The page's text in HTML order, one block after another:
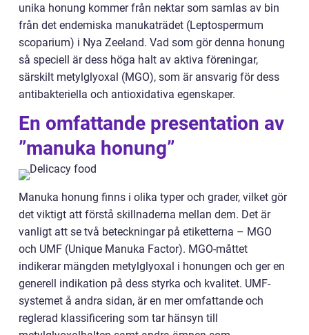
unika honung kommer från nektar som samlas av bin
från det endemiska manukaträdet (Leptospermum
scoparium) i Nya Zeeland. Vad som gör denna honung
så speciell är dess höga halt av aktiva föreningar,
särskilt metylglyoxal (MGO), som är ansvarig för dess
antibakteriella och antioxidativa egenskaper.
En omfattande presentation av
”manuka honung”
Manuka honung finns i olika typer och grader, vilket gör
det viktigt att förstå skillnaderna mellan dem. Det är
vanligt att se två beteckningar på etiketterna – MGO
och UMF (Unique Manuka Factor). MGO-måttet
indikerar mängden metylglyoxal i honungen och ger en
generell indikation på dess styrka och kvalitet. UMF-
systemet å andra sidan, är en mer omfattande och
reglerad klassificering som tar hänsyn till